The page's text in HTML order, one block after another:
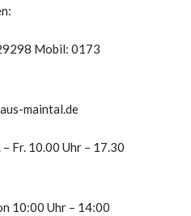
Mobil: 0173
maintal.de
Fr. 10.00 Uhr – 17.30
10:00 Uhr – 14:00